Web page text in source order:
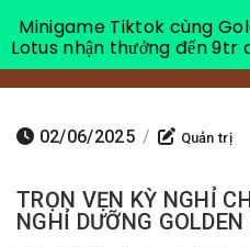
02/06/2025 / Quản trị
TRỌN VẸN KỲ NGHỈ
NGHỈ DƯỠNG
Minigame Tiktok cùng
Lotus nhận thưởng đến 9tr